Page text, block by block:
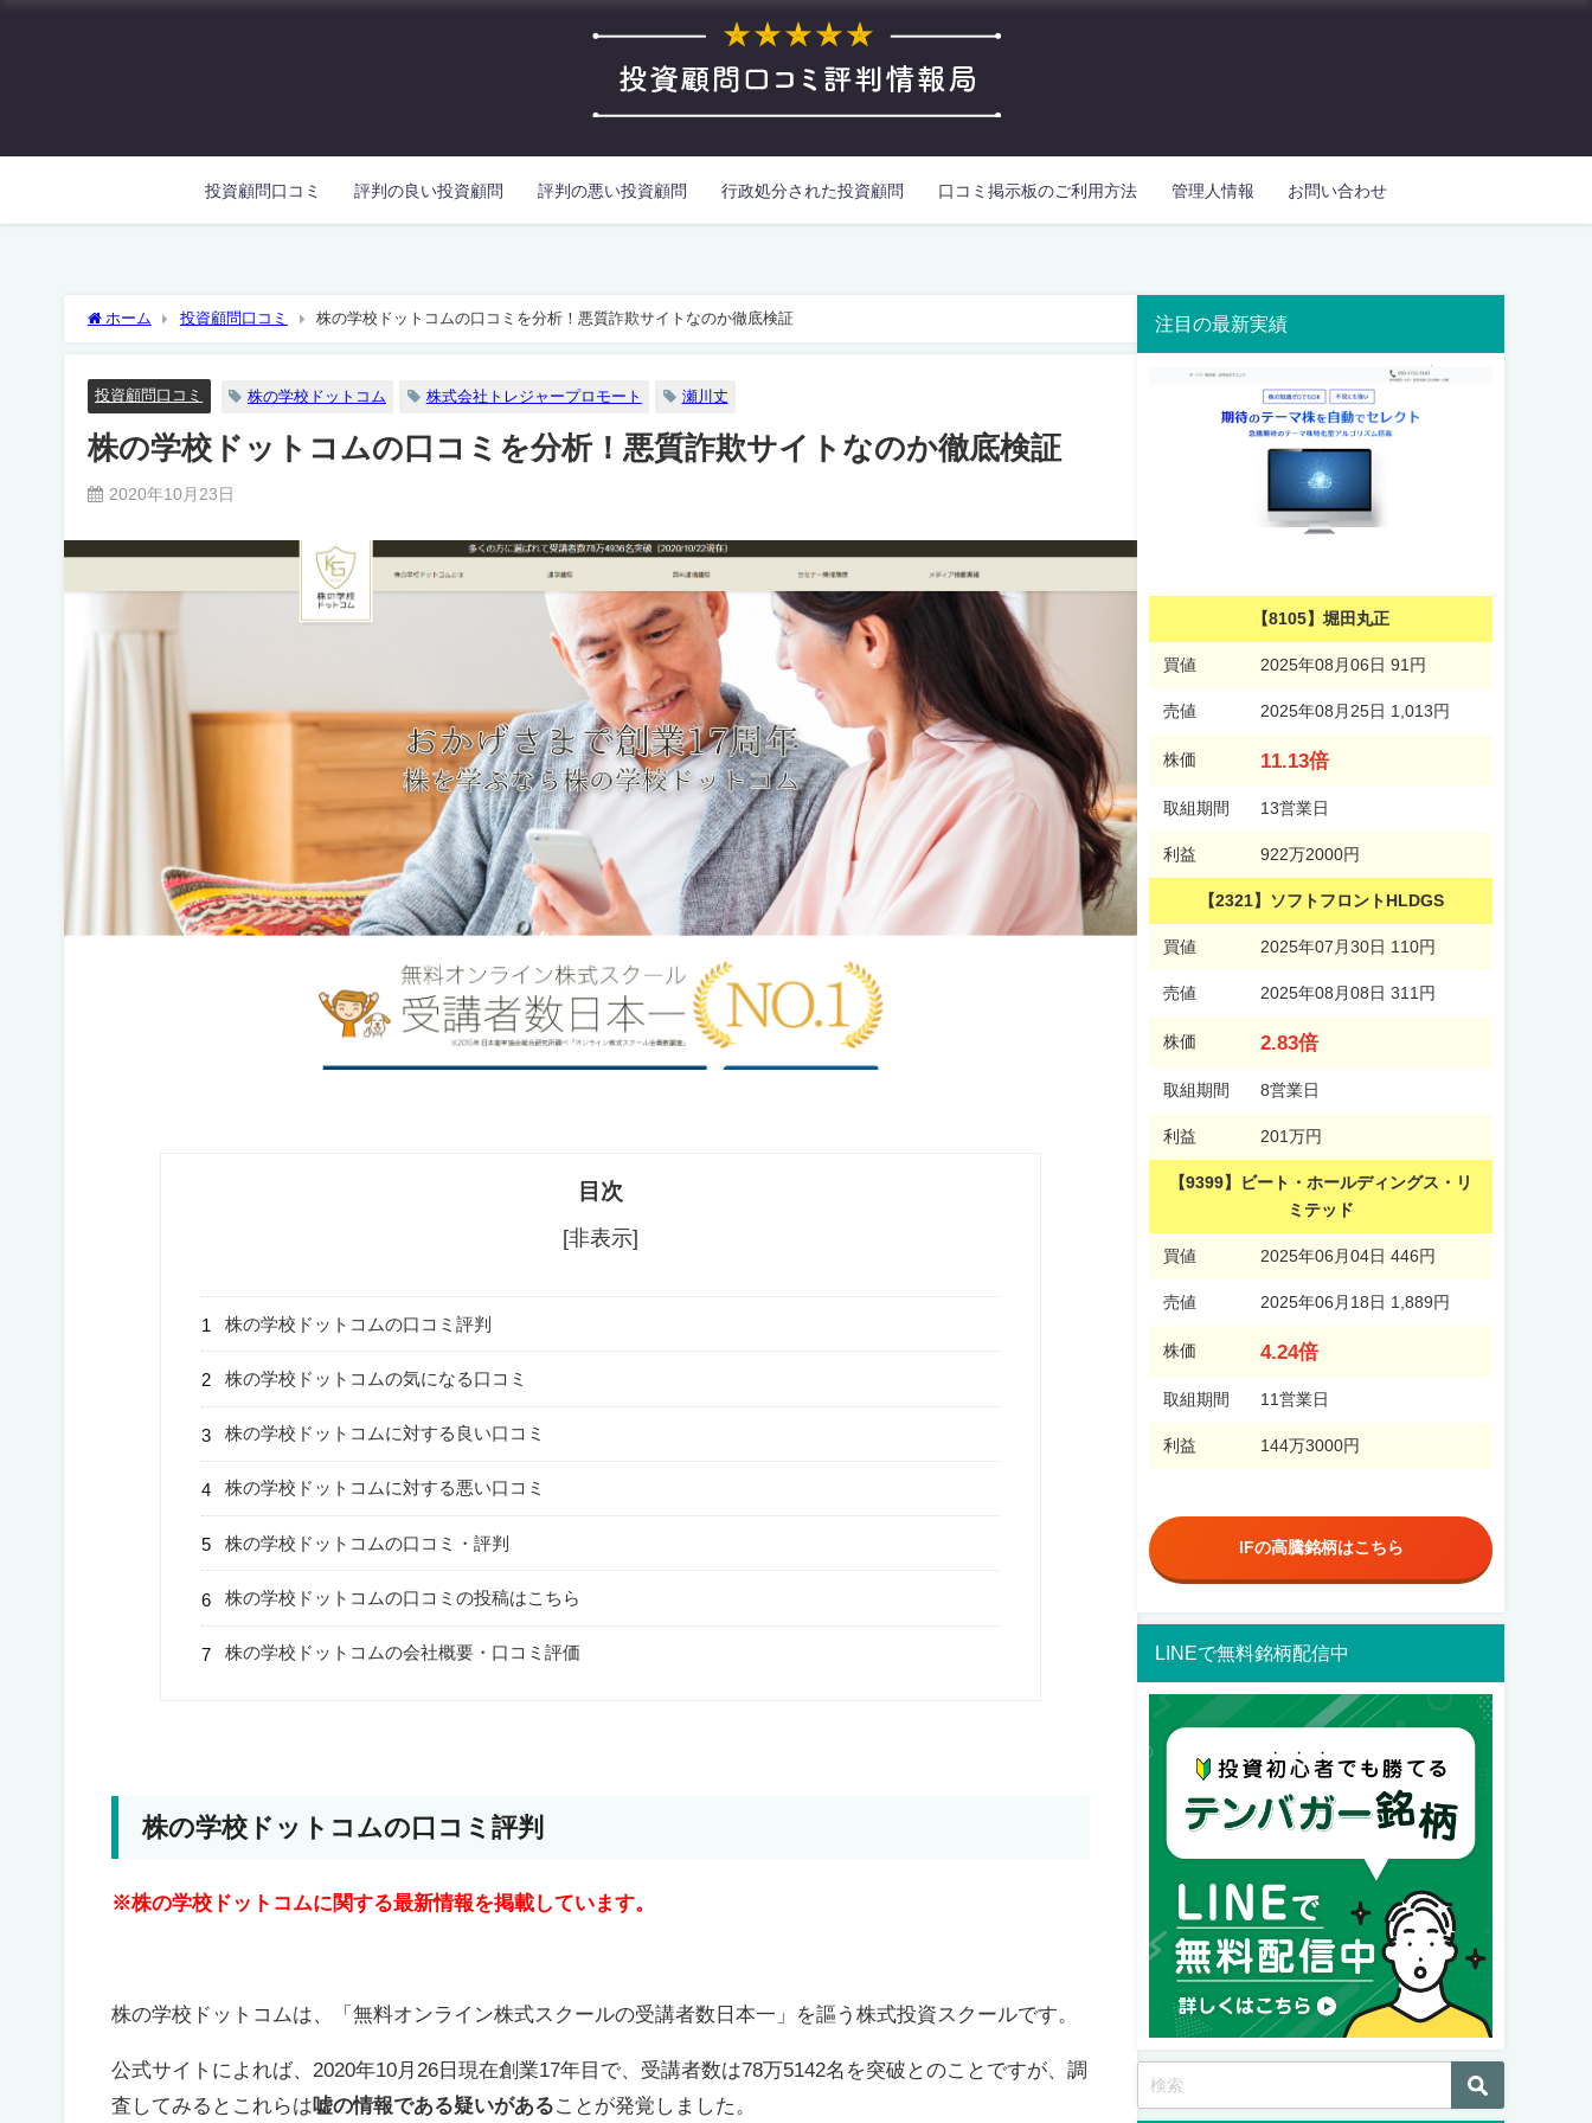
投資顧問口コミ 評判の良い投資顧問 評判の悪い投資顧問 行政処分された投資顧問 口コミ掲示板のご利用方法 管理人情報 お問い合わせ
ホーム 投資顧問口コミ 株の学校ドットコムの口コミを分析！悪質詐欺サイトなのか徹底検証
投資顧問口コミ 株の学校ドットコム 株式会社トレジャープロモート 瀬川丈
株の学校ドットコムの口コミを分析！悪質詐欺サイトなのか徹底検証
2020年10月23日
目次
[非表示]
株の学校ドットコムの口コミ評判
株の学校ドットコムの気になる口コミ
株の学校ドットコムに対する良い口コミ
株の学校ドットコムに対する悪い口コミ
株の学校ドットコムの口コミ・評判
株の学校ドットコムの口コミの投稿はこちら
株の学校ドットコムの会社概要・口コミ評価
株の学校ドットコムの口コミ評判
※株の学校ドットコムに関する最新情報を掲載しています。
株の学校ドットコムは、「無料オンライン株式スクールの受講者数日本一」を謳う株式投資スクールです。
公式サイトによれば、2020年10月26日現在創業17年目で、受講者数は78万5142名を突破とのことですが、調
査してみるとこれらは嘘の情報である疑いがある ことが発覚しました。
注目の最新実績
【8105】堀田丸正
買値 2025年08月06日 91円
売値 2025年08月25日 1,013円
株価 11.13倍
取組期間 13営業日
利益 922万2000円
【2321】ソフトフロントHLDGS
買値 2025年07月30日 110円
売値 2025年08月08日 311円
株価 2.83倍
取組期間 8営業日
利益 201万円
【9399】ビート・ホールディングス・リ
ミテッド
買値 2025年06月04日 446円
売値 2025年06月18日 1,889円
株価 4.24倍
取組期間 11営業日
利益 144万3000円
IFの高騰銘柄はこちら
LINEで無料銘柄配信中